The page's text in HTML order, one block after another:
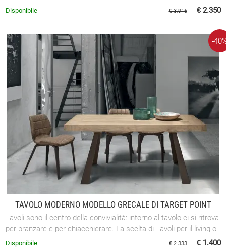
€ 3.916 € 2.350
Disponibile
TAVOLO MODERNO MODELLO GRECALE DI TARGET POINT
Tavoli sono il centro della convivialità: intorno al tavolo ci si ritrova
per pranzare e per chiacchierare. La scelta di Tavoli per il living o
per ...
-
€ 2.333 € 1.400
Disponibile